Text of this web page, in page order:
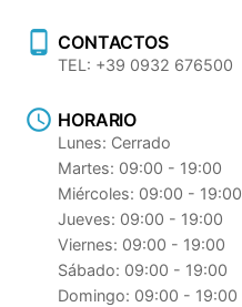
CONTACTOS
TEL: +39 0932 676500
HORARIO
Lunes: Cerrado
Martes: 09:00 - 19:00
Miércoles: 09:00 - 19:00
Jueves: 09:00 - 19:00
Viernes: 09:00 - 19:00
Sábado: 09:00 - 19:00
Domingo: 09:00 - 19:00